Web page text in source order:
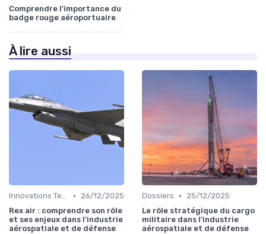
Comprendre l'importance du
badge rouge aéroportuaire
À lire aussi
Innovations Technologiques •
26/12/2025
Rex air : comprendre son rôle
et ses enjeux dans l’industrie
aérospatiale et de défense
Dossiers •
25/12/2025
Le rôle stratégique du cargo
militaire dans l’industrie
aérospatiale et de défense